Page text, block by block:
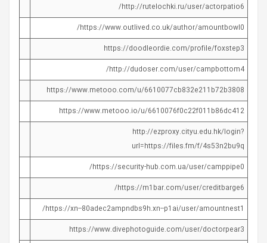
http://rutelochki.ru/user/actorpatio6/
https://www.outlived.co.uk/author/amountbowl0/
https://doodleordie.com/profile/foxstep3
http://dudoser.com/user/campbottom4/
https://www.metooo.com/u/6610077cb832e211b72b3808
https://www.metooo.io/u/6610076f0c22f011b86dc412
http://ezproxy.cityu.edu.hk/login?
url=https://files.fm/f/4s53n2bu9q
https://security-hub.com.ua/user/camppipe0/
https://m1bar.com/user/creditbarge6/
https://xn--80adec2ampndbs9h.xn--p1ai/user/amountnest1/
https://www.divephotoguide.com/user/doctorpear3